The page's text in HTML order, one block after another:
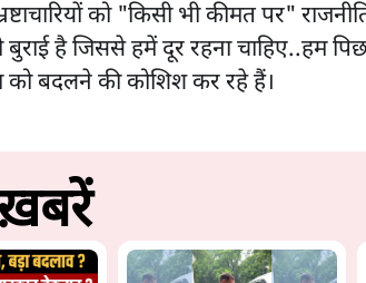
को "किसी भी कीमत पर"
बुराई है जिससे हमें दूर रहना चाहिए..हम
को बदलने की कोशिश कर रहे हैं।